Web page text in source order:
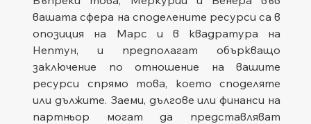
вашата сфера на споделените ресурси са в
опозиция на Марс и в квадратура на
Нептун, и предполагат объркващо
заключение по отношение на вашите
ресурси спрямо това, което споделяте
или дължите. Заеми, дългове или финанси на
партньор могат да представляват